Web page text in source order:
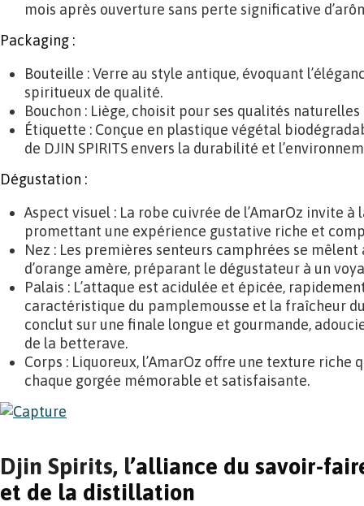
mois après ouverture sans perte significative
Packaging :
Bouteille : Verre au style antique, évoquant
spiritueux de qualité.
Bouchon : Liège, choisit pour ses qualités
Étiquette : Conçue en plastique végétal
de DJIN SPIRITS envers la durabilité et
Dégustation :
Aspect visuel : La robe cuivrée de l’AmarOz invite
promettant une expérience gustative riche et
Nez : Les premières senteurs camphrées se mêlent
d’orange amère, préparant le dégustateur à un
Palais : L’attaque est acidulée et épicée,
caractéristique du pamplemousse et la fraîcheur
conclut sur une finale longue et gourmande,
de la betterave.
Corps : Liquoreux, l’AmarOz offre une texture riche
chaque gorgée mémorable et satisfaisante.
Djin Spirits, l’alliance du savoir-
et de la distillation